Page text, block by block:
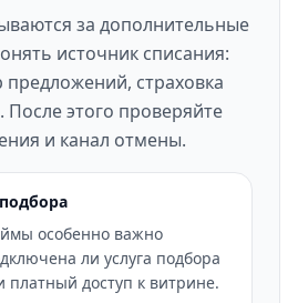
за дополнительные
источник списания:
страховка
После этого проверяйте
и канал отмены.
особенно важно
ли услуга подбора
доступ к витрине.